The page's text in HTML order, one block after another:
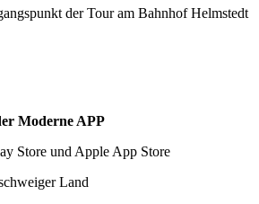
der Tour am Bahnhof Helmstedt
Moderne APP
Store und Apple App Store
Land